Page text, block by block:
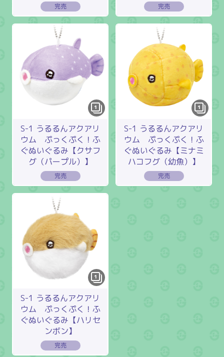
1
S-1 うるるんアクアリ
ウム ぷっくぷく！ふ
ぐぬいぐるみ【クサフ
グ（パープル）】
1
S-1 うるるんアクアリ
ウム ぷっくぷく！ふ
ぐぬいぐるみ【ミナミ
ハコフグ（幼魚）】
1
S-1 うるるんアクアリ
ウム ぷっくぷく！ふ
ぐぬいぐるみ【ハリセ
ンボン】